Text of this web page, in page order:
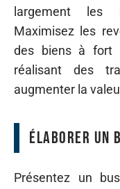
largement les
Maximisez les
des biens à fort
réalisant des
augmenter la
Élaborer un
Présentez un